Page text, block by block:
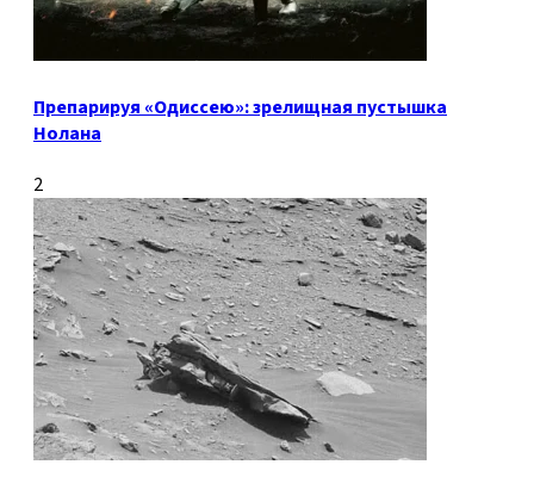
Препарируя «Одиссею»: зрелищная пустышка
Нолана
2